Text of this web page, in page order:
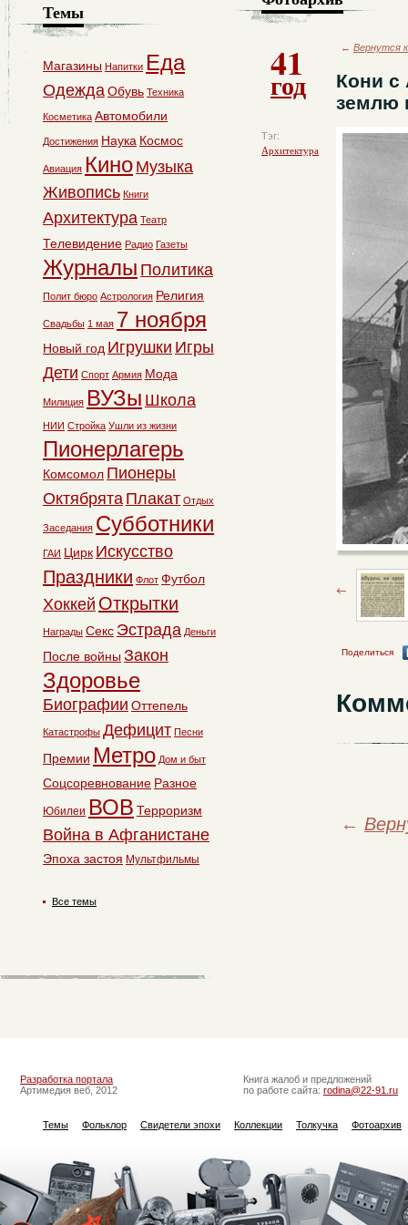
41
год
Тэг:
Архитектура
← Вернутся
Кони с
землю
Поделиться
←
Темы
Магазины Напитки Еда
ОдеждаОбувь Техника
Косметика Автомобили
Достижения Наука Космос
Авиация Кино Музыка
Живопись Книги
Архитектура Театр
Телевидение Радио Газеты
Журналы Политика
Полит бюро Астрология Религия
Свадьбы 1 мая 7 ноября
Новый год Игрушки Игры
Дети Спорт Армия Мода
Милиция ВУЗы Школа
НИИ Стройка Ушли из жизни
Пионерлагерь
Комсомол Пионеры
Октябрята Плакат Отдых
Заседания Субботники
ГАИ Цирк Искусство
Праздники Флот Футбол
Хоккей Открытки
Награды Секс Эстрада Деньги
После войны Закон
Здоровье
Биографии Оттепель
Катастрофы Дефицит Песни
Премии Метро Дом и быт
Соцсоревнование Разное
Юбилеи ВОВ Терроризм
Война в Афганистане
Эпоха застоя Мультфильмы
Все темы
Разработка портала
Артимедия веб, 2012
Книга жалоб и предложений
по работе сайта: rodina@22-91.ru
Темы Фольклор Свидетели эпохи Коллекции Толкучка Фотоархив